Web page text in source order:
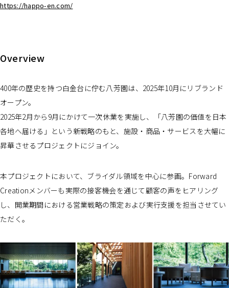
https://happo-en.com/
Overview
400年の歴史を持つ白金台に佇む八芳園は、2025年10月にリブランド
オープン。
2025年2月から9月にかけて一次休業を実施し、「八芳園の価値を日本
各地へ届ける」という新戦略のもと、施設・商品・サービスを大幅に
昇華させるプロジェクトにジョイン。
本プロジェクトにおいて、ブライダル領域を中心に参画。Forward
Creationメンバーも実際の接客機会を通じて顧客の声をヒアリング
し、開業期間における営業戦略の策定および実行支援を担当させてい
ただく。